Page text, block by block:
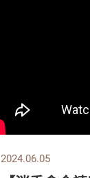
2024.06.05